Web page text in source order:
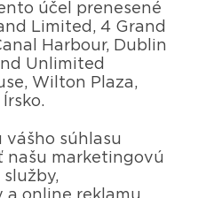
účel prenesené
Limited, 4 Grand
Harbour, Dublin
Unlimited
Wilton Plaza,
vášho súhlasu
našu marketingovú